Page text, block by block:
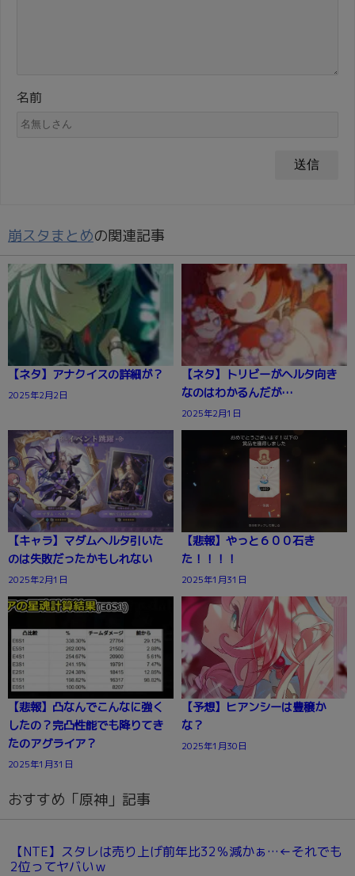
名前
崩スタまとめの関連記事
【ネタ】アナクイスの詳細が？
2025年2月2日
【ネタ】トリビーがヘルタ向き
なのはわかるんだが…
2025年2月1日
【キャラ】マダムヘルタ引いた
のは失敗だったかもしれない
2025年2月1日
【悲報】やっと６００石き
た！！！！
2025年1月31日
【悲報】凸なんでこんなに強く
したの？完凸性能でも降りてき
たのアグライア？
2025年1月31日
【予想】ヒアンシーは豊穣か
な？
2025年1月30日
おすすめ「原神」記事
【NTE】スタレは売り上げ前年比32％減かぁ…←それでも
2位ってヤバいｗ